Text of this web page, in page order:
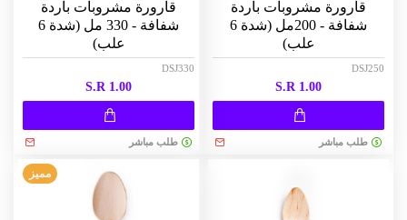
DSJ250
قارورة مشروبات باردة
شفافة - 200مل (شدة 6
علب)
S.R 1.00
طلب مباشر
DSJ330
قارورة مشروبات باردة
شفافة - 330 مل (شدة 6
علب)
S.R 1.00
طلب مباشر
مميز